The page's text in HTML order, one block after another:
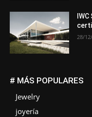
28/
# MÁS POPULARES
Jewelry
joyería